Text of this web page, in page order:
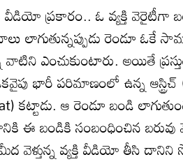
వీడియో ప్రకారం.. ఓ వ్యక్తి వెరైటీగా
లాగుతున్నప్పుడు రెండూ ఓకే
ఎంచుకుంటారు. అయితే
భారీ పరిమాణంలో ఉన్న
కట్టాడు. ఆ రెండూ బండి
ఈ బండికి సంబంధించిన
మీద వెళ్తున్న వ్యక్తి వీడియో తీసి